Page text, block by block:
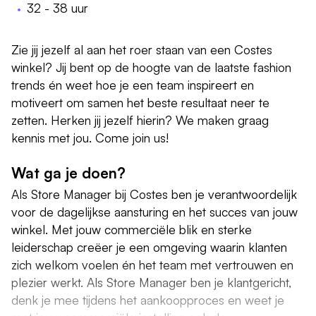
32 - 38 uur
Zie jij jezelf al aan het roer staan van een Costes
winkel? Jij bent op de hoogte van de laatste fashion
trends én weet hoe je een team inspireert en
motiveert om samen het beste resultaat neer te
zetten. Herken jij jezelf hierin? We maken graag
kennis met jou. Come join us!
Wat ga je doen?
Als Store Manager bij Costes ben je verantwoordelijk
voor de dagelijkse aansturing en het succes van jouw
winkel. Met jouw commerciële blik en sterke
leiderschap creëer je een omgeving waarin klanten
zich welkom voelen én het team met vertrouwen en
plezier werkt. Als Store Manager ben je klantgericht,
denk je mee tijdens het aankoopproces en weet je